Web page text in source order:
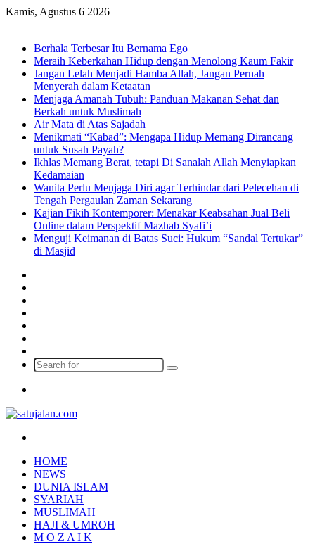
Kamis, Agustus 6 2026
Berhala Terbesar Itu Bernama Ego
Meraih Keberkahan Hidup dengan Menolong Kaum Fakir
Jangan Lelah Menjadi Hamba Allah, Jangan Pernah
Menyerah dalam Ketaatan
Menjaga Amanah Tubuh: Panduan Makanan Sehat dan
Berkah untuk Muslimah
Air Mata di Atas Sajadah
Menikmati “Kabad”: Mengapa Hidup Memang Dirancang
untuk Susah Payah?
Ikhlas Memang Berat, tetapi Di Sanalah Allah Menyiapkan
Kedamaian
Wanita Perlu Menjaga Diri agar Terhindar dari Pelecehan di
Tengah Pergaulan Zaman Sekarang
Kajian Fikih Kontemporer: Menakar Keabsahan Jual Beli
Online dalam Perspektif Mazhab Syafi’i
Menguji Keimanan di Batas Suci: Hukum “Sandal Tertukar”
di Masjid
Search
HOME
NEWS
DUNIA ISLAM
SYARIAH
MUSLIMAH
HAJI & UMROH
M O Z A I K